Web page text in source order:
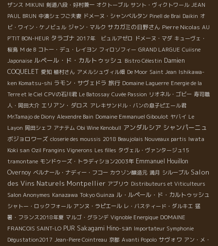
ザンス MIKUNI 剣道八段・好村兼一 オクトーブル サント・ヴィクトワール JEAN
PAUL BRUN 中湊シェフご夫妻 ドメーヌ・シャンベルタン Pinell de Brai Daikin オ
ビ・ワイン・ケノビュル ジャン・マルク サカガミの日野さん Pierre Nicolas AU
P'TIT BON-HEUR タラゴナ 2017年 ビュルアゼロ ドメーヌ・マダ キューヴェ・
桜島 M de B コトー・デュ・レイヨン フィロソフィー GRAND LARGUE Cuiisne
Japonaise ルペール・ド・カルトゥッシュ Bistro Célestin Damien
COQUELET 愛知 植村さん アメルシュヴィル畑 De Moor Saint Jean Ishikawa-
ken Komatsu-shi ラモン・サヴェドラ 旅行 Domaine Laguerre Energie de la
Terre et le Ciel CPVの石川君 Le Batossay Cuvée Passion リオネル・ゴビー 寿司職
人・岡田大介 エリアン・ダロス アレキサンドル・バンの息子ピエール君
Mr.Tamajo de Diony Alexendre Bain Domaine Emmanuel Giboulot ヤバイ Le
Layon 岡田シェフ アナテム Obi Wine Kenobull アンダルシア シャンパーニュ
ボジョロワーズ closerie des moussis 2018 Beaujolais Nouveaux partis Iwata
Koki san Ozil Frangins Vignerons Les filles タヴェル・ヴァンタージュ15
tramontane モンドゥーズ・トラディション2003年 Emmanuel Houillon
Overnoy ベルナール・ナディー・フコー カウゾン醸造元 満月 シルーブル Salon
des Vins Naturels Montpellier アブリウ Distributeurs et Viticulteurs
Salon Anonymes Kanazawa Tokyo Guinza ル・ルペール・ド・カルトゥッシュ
シャトー・ロックフォール アンヌ・ラピエール レ・バスティード・ダルキエ 猛
暑・フランス2018年夏 マルゴ・グランデ Vignoble Energique DOMAINE
FRANCOIS SAINT-LO PUR Sakagami Hino-san Importateur Symphonie
Dégustation2017 Jean-Piere Cointreau 京都 Avanti Popolo サヴォワ アン・メ・